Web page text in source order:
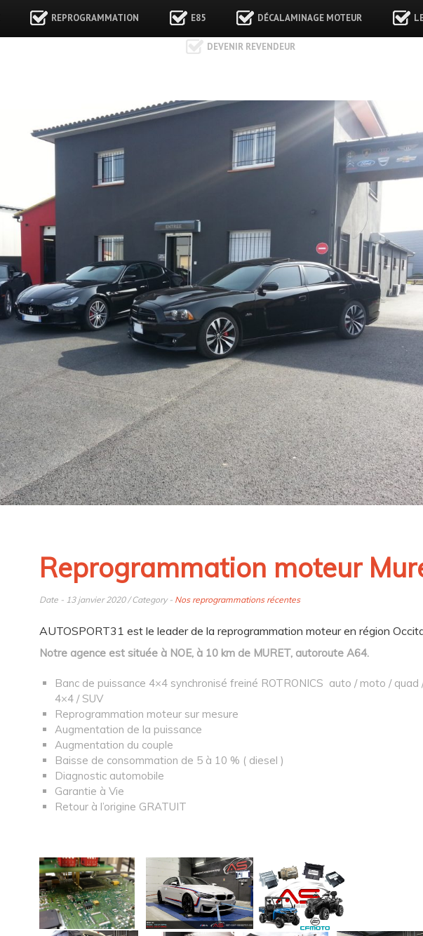
REPROGRAMMATION E85 DÉCALAMINAGE MOTEUR
DEVENIR REVENDEUR
Reprogrammation moteur
Date - 13 janvier 2020 / Category - Nos reprogrammations récentes
AUTOSPORT31 est le leader de la reprogrammation moteur en région
Notre agence est située à NOE, à 10 km de MURET, autoroute A64.
Banc de puissance 4×4 synchronisé freiné ROTRONICS auto / moto / quad
4×4 / SUV
Reprogrammation moteur sur mesure
Augmentation de la puissance
Augmentation du couple
Baisse de consommation de 5 à 10 % ( diesel )
Diagnostic automobile
Garantie à Vie
Retour à l’origine GRATUIT